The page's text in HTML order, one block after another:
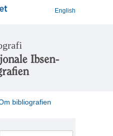
English
Ibsen-
bibliografien